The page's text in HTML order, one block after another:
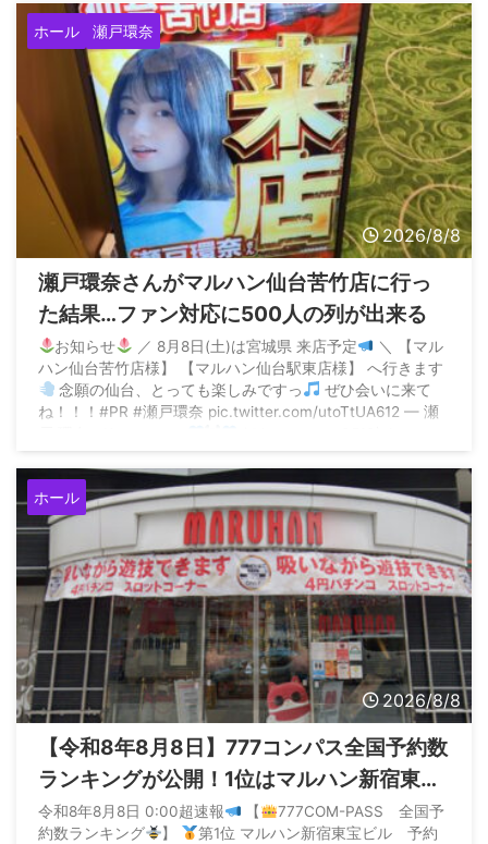
ホール 瀬戸環奈
2026/8/8
瀬戸環奈さんがマルハン仙台苦竹店に行っ
た結果…ファン対応に500人の列が出来る
お知らせ ／ 8月8日(土)は宮城県 来店予定
＼ 【マル
ハン仙台苦竹店様】 【マルハン仙台駅東店様】 へ行きます
念願の仙台、とっても楽しみですっ
ぜひ会いに来て
ね！！！#PR #瀬戸環奈 pic.twitter.com/utoTtUA612 — 瀬
ホール
2026/8/8
【令和8年8月8日】777コンパス全国予約数
ランキングが公開！1位はマルハン新宿東宝
の1.5万件
令和8年8月8日 0:00超速報 【
777COM-PASS 全国予
約数ランキング
】
第1位 マルハン新宿東宝ビル 予約